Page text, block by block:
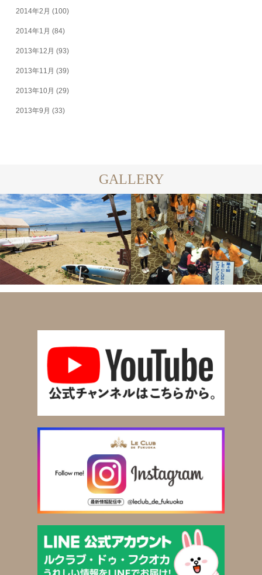
2014年2月 (100)
2014年1月 (84)
2013年12月 (93)
2013年11月 (39)
2013年10月 (29)
2013年9月 (33)
GALLERY